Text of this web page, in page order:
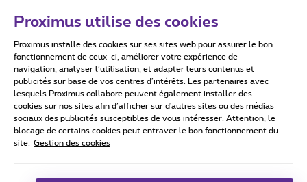
Conditions d'utilisation Accessibility statement
Tous droits réservés. © 2026
Conditions générales, info consommateur
Proximus utilise des cookies
Proximus installe des cookies sur ses sites web pour assurer le bon
fonctionnement de ceux-ci, améliorer votre expérience de
navigation, analyser l’utilisation, et adapter leurs contenus et
publicités sur base de vos centres d’intérêts. Les partenaires avec
lesquels Proximus collabore peuvent également installer des
cookies sur nos sites afin d’afficher sur d'autres sites ou des médias
sociaux des publicités susceptibles de vous intéresser. Attention, le
blocage de certains cookies peut entraver le bon fonctionnement du
site.
Gestion des cookies